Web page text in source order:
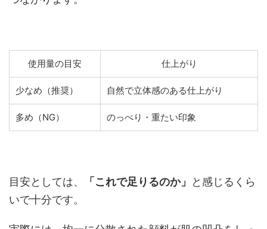
使用量の目安 仕上がり
少なめ（推奨） 自然で立体感のある仕上がり
多め（NG） のっぺり・重たい印象
目安としては、 「これで足りるのか」
と感じるくら
いで十分です。